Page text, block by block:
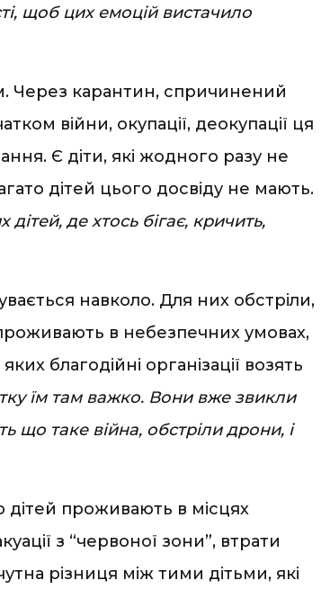
щоб цих емоцій вистачило
Через карантин, спричинений
війни, окупації, деокупації ця
Є діти, які жодного разу не
дітей цього досвіду не мають.
де хтось бігає, кричить,
навколо. Для них обстріли,
в небезпечних умовах,
благодійні організації возять
їм там важко. Вони вже звикли
що таке війна, обстріли дрони, і
дітей проживають в місцях
з “червоної зони”, втрати
різниця між тими дітьми, які